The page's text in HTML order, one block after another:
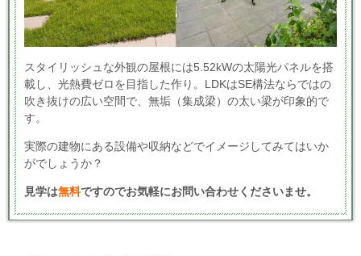
スタイリッシュな外観の屋根には5.52kWの太陽光パネルを搭
載し、光熱費ゼロを目指した作り。
LDKはSE構法ならではの
吹き抜けの広い空間で、無垢（集成梁）の太い梁が印象的で
す。
実際の建物にある設備や収納などでイメージしてみてはいか
がでしょうか？
見学は無料ですのでお気軽にお問い合わせくださいませ。